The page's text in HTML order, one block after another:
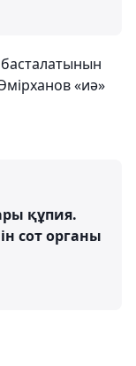
«иә»
құпия.
сот органы